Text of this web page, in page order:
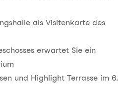
als Visitenkarte des
erwartet Sie ein
und Highlight Terrasse im 6.